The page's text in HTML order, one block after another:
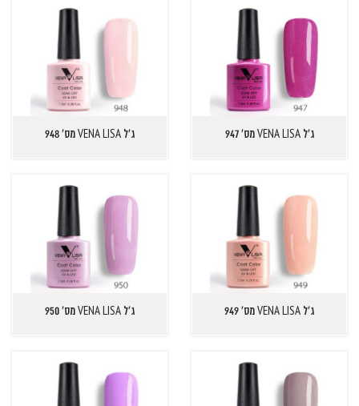
ג'ל VENA LISA מס' 947 ג'ל VENA LISA מס' 948
ג'ל VENA LISA מס' 949 ג'ל VENA LISA מס' 950